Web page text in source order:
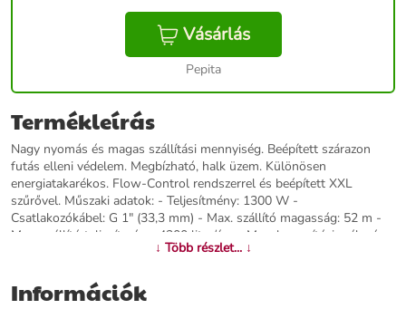
Vásárlás
Pepita
Termékleírás
Nagy nyomás és magas szállítási mennyiség. Beépített szárazon
futás elleni védelem. Megbízható, halk üzem. Különösen
energiatakarékos. Flow-Control rendszerrel és beépített XXL
szűrővel. Műszaki adatok: - Teljesítmény: 1300 W -
Csatlakozókábel: G 1" (33,3 mm) - Max. szállító magasság: 52 m -
Max. szállító teljesítmény: 4300 liter/óra - Max. bemerítési mélység:
8 m - Termék súlya: 11 kg
További információk>>
↓ Több részlet... ↓
Információk